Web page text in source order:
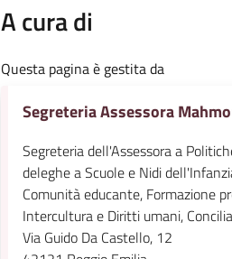
A cura di
Questa pagina è gestita da
Segreteria Assessora
Segreteria dell'Assessora a
deleghe a Scuole e Nidi
Comunità educante, Formazione
Intercultura e Diritti umani,
Via Guido Da Castello, 12